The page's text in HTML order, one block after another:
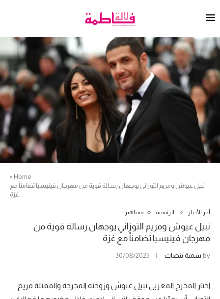
Home
»
نبيل عيوش ومريم التوزاني يوجهان رسالة قوية من مهرجان فينيسيا تضامناً مع
غزة
آخر الأخبار الرئيسية مشاهير
نبيل عيوش ومريم التوزاني يوجهان رسالة قوية من
مهرجان فينيسيا تضامناً مع غزة
by سمية بنصات 30/08/2025
اختار المخرج المغربي نبيل عيوش وزوجته المخرجة والممثلة مريم